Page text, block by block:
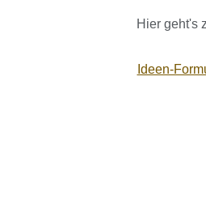
Hier geht's
Ideen-